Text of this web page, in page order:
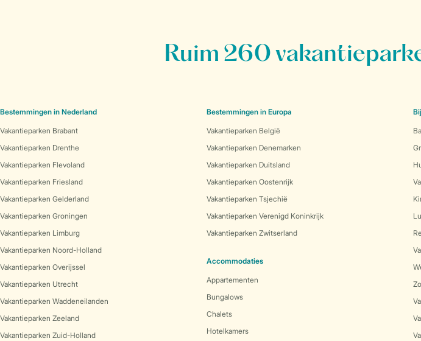
Ruim 260
Bestemmingen in Nederland
Vakantieparken Brabant
Vakantieparken Drenthe
Vakantieparken Flevoland
Vakantieparken Friesland
Vakantieparken Gelderland
Vakantieparken Groningen
Vakantieparken Limburg
Vakantieparken Noord-Holland
Vakantieparken Overijssel
Vakantieparken Utrecht
Vakantieparken Waddeneilanden
Vakantieparken Zeeland
Vakantieparken Zuid-Holland
Bestemmingen in Europa
Vakantieparken België
Vakantieparken Denemarken
Vakantieparken Duitsland
Vakantieparken Oostenrijk
Vakantieparken Tsjechië
Vakantieparken Verenigd Koninkrijk
Vakantieparken Zwitserland
Accommodaties
Appartementen
Bungalows
Chalets
Hotelkamers